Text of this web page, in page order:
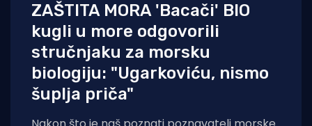
ZAŠTITA MORA 'Bacači' BIO
kugli u more odgovorili
stručnjaku za morsku
biologiju: "Ugarkoviću, nismo
šuplja priča"